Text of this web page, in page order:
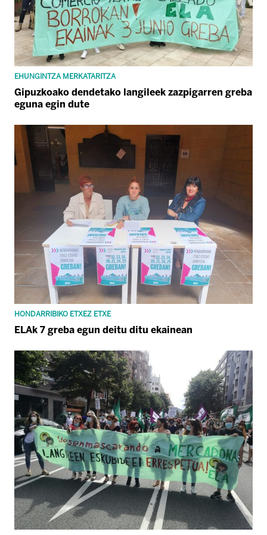
EHUNGINTZA MERKATARITZA
Gipuzkoako dendetako langileek zazpigarren greba
eguna egin dute
HONDARRIBIKO ETXEZ ETXE
ELAk 7 greba egun deitu ditu ekainean